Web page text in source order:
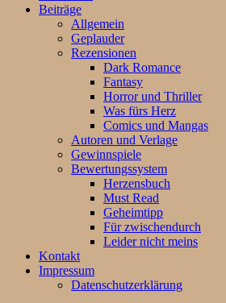
Beiträge
Allgemein
Geplauder
Rezensionen
Dark Romance
Fantasy
Horror und Thriller
Was fürs Herz
Comics und Mangas
Autoren und Verlage
Gewinnspiele
Bewertungssystem
Herzensbuch
Must Read
Geheimtipp
Für zwischendurch
Leider nicht meins
Kontakt
Impressum
Datenschutzerklärung